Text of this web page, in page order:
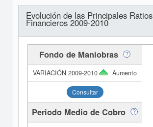
Evolución de las Principales Ratios
Financieros 2009-2010
Fondo de Maniobras
Aumento
Consultar
Periodo Medio de Cobro